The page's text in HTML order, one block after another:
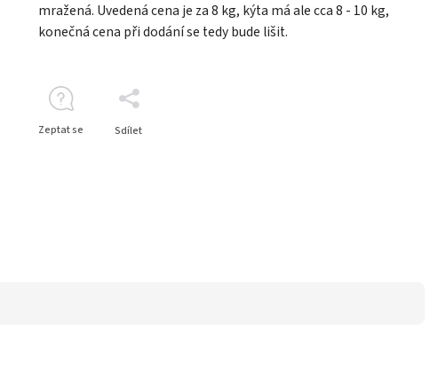
mražená. Uvedená cena je za 8 kg, kýta má ale cca 8 - 10 kg,
konečná cena při dodání se tedy bude lišit.
Zeptat se Sdílet